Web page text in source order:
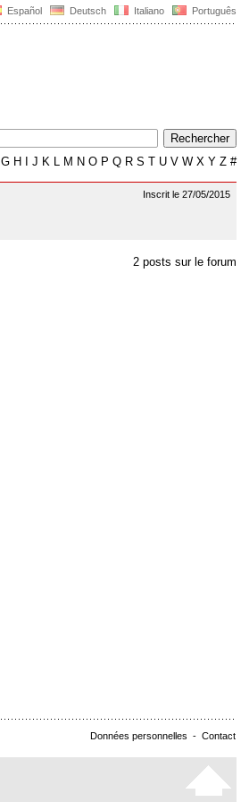
Español Deutsch Italiano Português
G H J K L M N O P Q R S T U V W X Y Z #
Inscrit le 27/05/2015
2 posts sur le forum
Données personnelles - Contact